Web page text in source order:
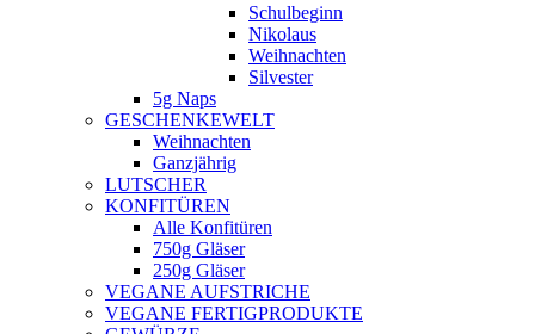
Schulbeginn
Nikolaus
Weihnachten
Silvester
5g Naps
GESCHENKEWELT
Weihnachten
Ganzjährig
LUTSCHER
KONFITÜREN
Alle Konfitüren
750g Gläser
250g Gläser
VEGANE AUFSTRICHE
VEGANE FERTIGPRODUKTE